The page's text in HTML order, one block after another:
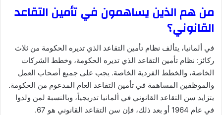
من هم الذين يساهمون في تأمين التقاعد
القانوني؟
في ألمانيا، يتألف نظام تأمين التقاعد الذي تديره الحكومة من ثلاث
ركائز: نظام تأمين التقاعد الذي تديره الحكومة، وخطط الشركات
الخاصة، والخطط الفردية الخاصة. يجب على جميع أصحاب العمل
والموظفين المساهمة في تأمين التقاعد العام المدعوم من الحكومة.
يتزايد سن التقاعد القانوني في ألمانيا تدريجياً، وبالنسبة لمن ولدوا
في عام 1964 أو بعد ذلك، فإن سن التقاعد القانوني هو 67.